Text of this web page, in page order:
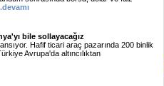
bile sollayacağız
Hafif ticari araç pazarında 200 binlik
Avrupa'da altıncılıktan